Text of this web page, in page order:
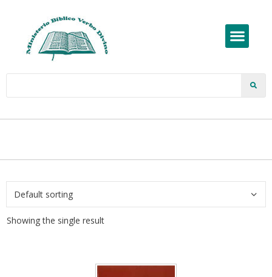
Showing the single result